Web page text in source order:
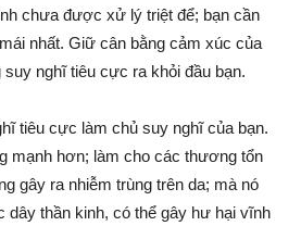
chưa được xử lý triệt để; bạn cần
nhất. Giữ cân bằng cảm xúc của
suy nghĩ tiêu cực ra khỏi đầu bạn.
tiêu cực làm chủ suy nghĩ của bạn.
mạnh hơn; làm cho các thương tổn
gây ra nhiễm trùng trên da; mà nó
dây thần kinh, có thể gây hư hại vĩnh